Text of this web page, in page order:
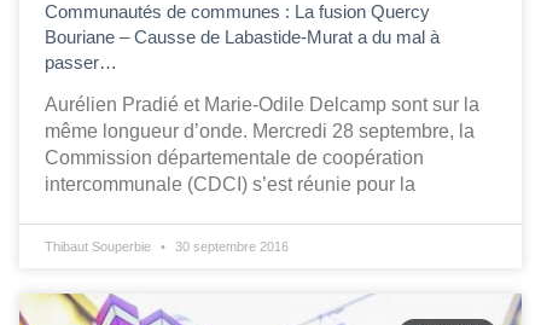
Communautés de communes : La fusion Quercy
Bouriane – Causse de Labastide-Murat a du mal à
passer…
Aurélien Pradié et Marie-Odile Delcamp sont sur la
même longueur d’onde. Mercredi 28 septembre, la
Commission départementale de coopération
intercommunale (CDCI) s’est réunie pour la
Thibaut Souperbie 30 septembre 2016